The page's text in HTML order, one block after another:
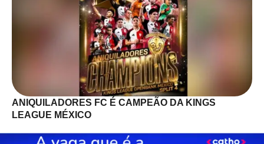
ANIQUILADORES FC É CAMPEÃO DA KINGS
LEAGUE MÉXICO